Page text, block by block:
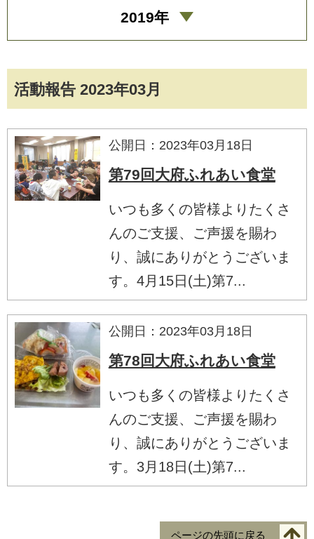
活動報告 2023年03月
公開日：2023年03月18日
第79回大府ふれあい食堂
いつも多くの皆様よりたくさ
んのご支援、ご声援を賜わ
り、誠にありがとうございま
す。4月15日(土)第7...
公開日：2023年03月18日
第78回大府ふれあい食堂
いつも多くの皆様よりたくさ
んのご支援、ご声援を賜わ
り、誠にありがとうございま
す。3月18日(土)第7...
2019年
ページの先頭に戻る